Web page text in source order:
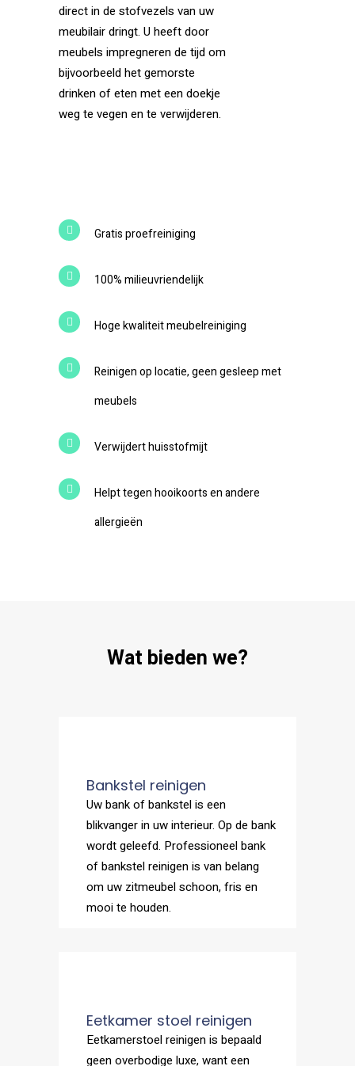
direct in de stofvezels van uw
meubilair dringt. U heeft door
meubels impregneren de tijd om
bijvoorbeeld het gemorste
drinken of eten met een doekje
weg te vegen en te verwijderen.
Gratis proefreiniging
100% milieuvriendelijk
Hoge kwaliteit meubelreiniging
Reinigen op locatie, geen gesleep met
meubels
Verwijdert huisstofmijt
Helpt tegen hooikoorts en andere
allergieën
Wat bieden we?
Bankstel reinigen
Uw bank of bankstel is een
blikvanger in uw interieur. Op de bank
wordt geleefd. Professioneel bank
of bankstel reinigen is van belang
om uw zitmeubel schoon, fris en
mooi te houden.
Eetkamer stoel reinigen
Eetkamerstoel reinigen is bepaald
geen overbodige luxe, want een